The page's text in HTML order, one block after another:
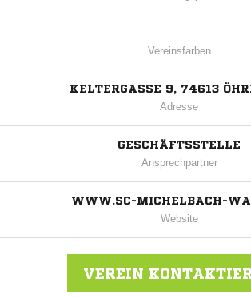
Vereinsfarben
KELTERGASSE 9, 74613
Adresse
GESCHÄFTSSTELLE
Ansprechpartner
WWW.SC-MICHELBACH-
Website
VEREIN